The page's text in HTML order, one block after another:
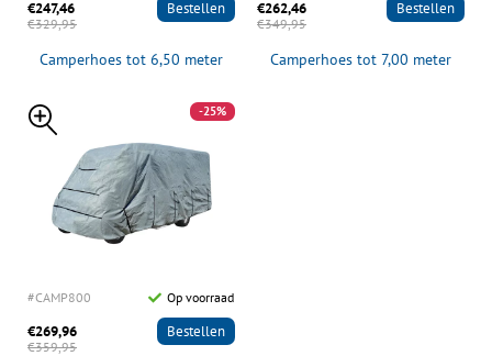
€247,46
€329,95
Bestellen
Camperhoes tot 6,50 meter
€262,46
€349,95
Bestellen
Camperhoes tot 7,00 meter
-25%
#CAMP800 Op voorraad
€269,96
€359,95
Bestellen